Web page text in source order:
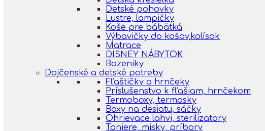
Detské pohovky
Lustre, lampičky
Koše pre bábätká
Výbavičky do košov,kolísok
Matrace
DISNEY NÁBYTOK
Bazeniky
Dojčenské a detské potreby
Fľaštičky a hrnčeky
Príslušenstvo k fľašiam, hrnčekom
Termoboxy, termosky
Boxy na desiatu, sáčky
Ohrievace lahvi, sterilizatory
Taniere, misky, príbory